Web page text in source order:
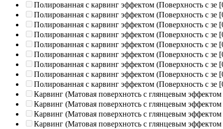
Полированная c карвинг эффектом (Поверхность с зе
Полированная c карвинг эффектом (Поверхность с зе
Полированная c карвинг эффектом (Поверхность с зе
Полированная c карвинг эффектом (Поверхность с зе
Полированная c карвинг эффектом (Поверхность с зе
Полированная c карвинг эффектом (Поверхность с зе
Полированная c карвинг эффектом (Поверхность с зе
Полированная c карвинг эффектом (Поверхность с зе
Полированная c карвинг эффектом (Поверхность с зе
Карвинг (Матовая поверхнотсь с глянцевым эффектом
Карвинг (Матовая поверхнотсь с глянцевым эффектом
Карвинг (Матовая поверхнотсь с глянцевым эффектом
Карвинг (Матовая поверхнотсь с глянцевым эффектом